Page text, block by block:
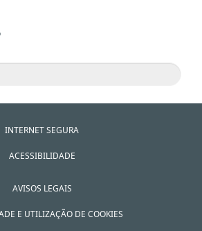
INTERNET SEGURA
ACESSIBILIDADE
AVISOS LEGAIS
E UTILIZAÇÃO DE COOKIES